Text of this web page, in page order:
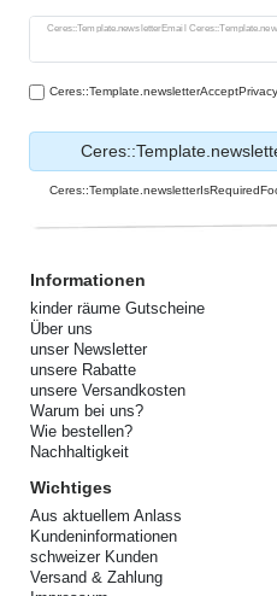
Ceres::Template.newsletterEmail
Informationen
kinder räume Gutscheine
Über uns
unser Newsletter
unsere Rabatte
unsere Versandkosten
Warum bei uns?
Wie bestellen?
Nachhaltigkeit
Wichtiges
Aus aktuellem Anlass
Kundeninformationen
schweizer Kunden
Versand & Zahlung